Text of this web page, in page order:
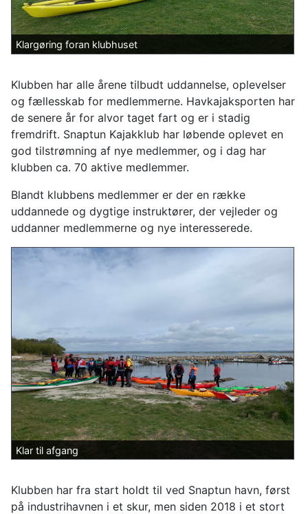
Klargøring foran klubhuset
Klubben har alle årene tilbudt uddannelse, oplevelser
og fællesskab for medlemmerne. Havkajaksporten har
de senere år for alvor taget fart og er i stadig
fremdrift. Snaptun Kajakklub har løbende oplevet en
god tilstrømning af nye medlemmer, og i dag har
klubben ca. 70 aktive medlemmer.
Blandt klubbens medlemmer er der en række
uddannede og dygtige instruktører, der vejleder og
uddanner medlemmerne og nye interesserede.
Klar til afgang
Klubben har fra start holdt til ved Snaptun havn, først
på industrihavnen i et skur, men siden 2018 i et stort